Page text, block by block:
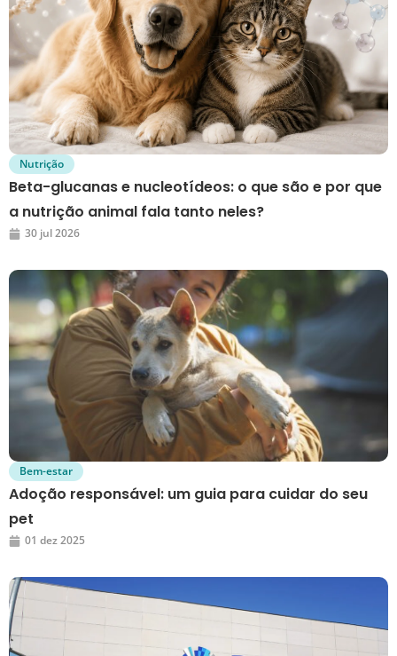
Nutrição
Beta-glucanas e nucleotídeos: o que são e por que
a nutrição animal fala tanto neles?
30 jul 2026
Bem-estar
Adoção responsável: um guia para cuidar do seu
pet
01 dez 2025